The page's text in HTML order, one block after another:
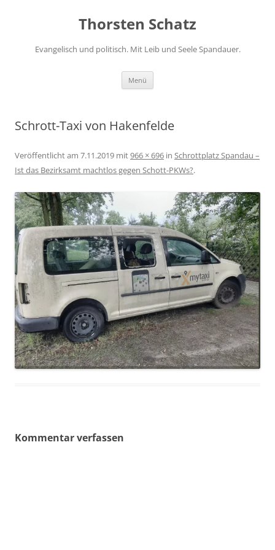
Thorsten Schatz
Evangelisch und politisch. Mit Leib und Seele Spandauer.
Menü
Schrott-Taxi von Hakenfelde
Veröffentlicht am 7.11.2019 mit966 × 696 in Schrottplatz Spandau –
Ist das Bezirksamt machtlos gegen Schott-PKWs?.
Kommentar verfassen